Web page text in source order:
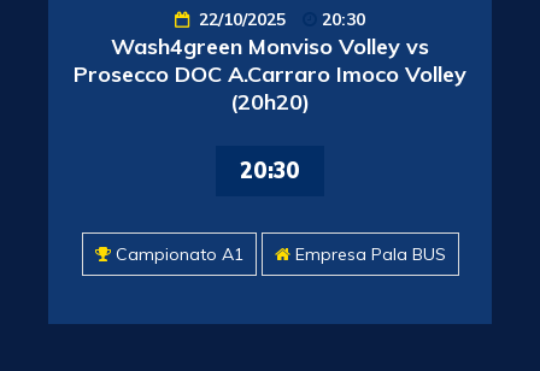
22/10/2025 20:30
Wash4green Monviso Volley vs
Prosecco DOC A.Carraro Imoco Volley
(20h20)
20:30
Campionato A1 Empresa Pala BUS